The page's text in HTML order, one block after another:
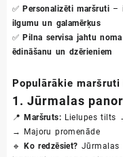
✅Personalizēti maršruti –
ilgumu un galamērķus
✅Pilna servisa jahtu noma
ēdināšanu un dzērieniem
Populārākie
1. Jūrmalas
📍Maršruts: Lielupes tilts
→ Majoru promenāde
🔹Ko redzēsiet? Jūrmalas